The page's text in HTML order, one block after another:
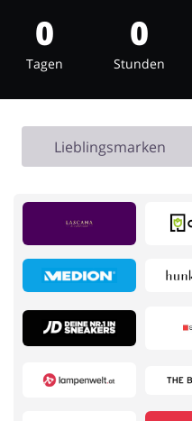
Sport & Hobby
Blumen & Geschenke
0
Tagen
0
Stunden
Lieblingsmarken